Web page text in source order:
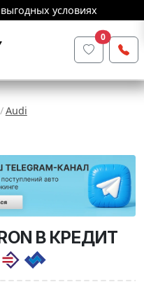
условиях
0
Audi
В КРЕДИТ